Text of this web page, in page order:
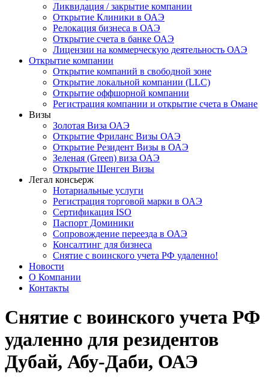
Ликвидация / закрытие компании
Открытие Клиники в ОАЭ
Релокация бизнеса в ОАЭ
Открытие счета в банке ОАЭ
Лицензии на коммерческую деятельность ОАЭ
Открытие компании
Открытие компаний в свободной зоне
Открытие локальной компании (LLC)
Открытие оффшорной компании
Регистрация компании и открытие счета в Омане
Визы
Золотая Виза ОАЭ
Открытие Фриланс Визы ОАЭ
Открытие Резидент Визы в ОАЭ
Зеленая (Green) виза ОАЭ
Открытие Шенген Визы
Легал консьерж
Нотариальные услуги
Регистрация торговой марки в ОАЭ
Сертификация ISO
Паспорт Доминики
Сопровождение переезда в ОАЭ
Консалтинг для бизнеса
Снятие с воинского учета РФ удаленно!
Новости
О Компании
Контакты
Снятие с воинского учета РФ
удаленно для резидентов
Дубай, Абу-Даби, ОАЭ